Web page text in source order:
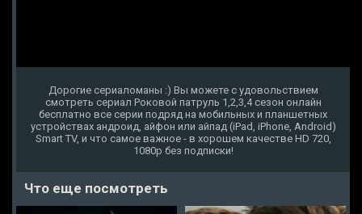
Дорогие сериаломаны :) Вы можете с удовольствием
смотреть сериал Роковой патруль 1,2,3,4 сезон онлайн
бесплатно все серии подряд на мобильных и планшетных
устройствах андроид, айфон или айпад (iPad, iPhone, Android)
Smart TV, и что самое важное - в хорошем качестве HD 720,
1080p без подписки!
Что еще посмотреть